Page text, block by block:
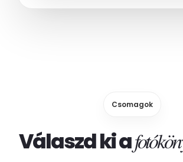
Csomagok
Válaszd ki a